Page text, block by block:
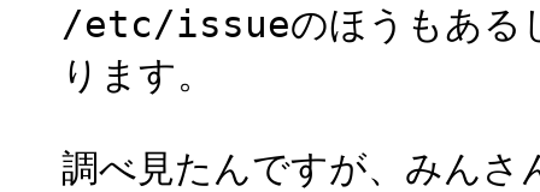
/etc/issueのほうもあ
ります。
調べ見たんですが、みん